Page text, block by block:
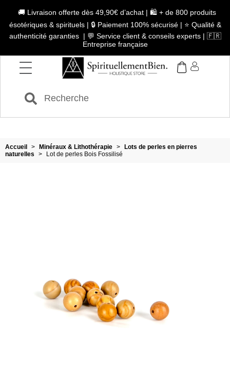
🚚 Livraison offerte dès 49,90€ d’achat | 🛍️ + de 800 produits
ésotériques & spirituels | 🔒 Paiement 100% sécurisé | ⭐ Qualité &
authenticité garanties | 💬 Service client & conseils experts | 🇫🇷
Entreprise française
Accueil > Minéraux & Lithothérapie >
Lots de perles en pierres
naturelles
> Lot de perles Bois Fossilisé